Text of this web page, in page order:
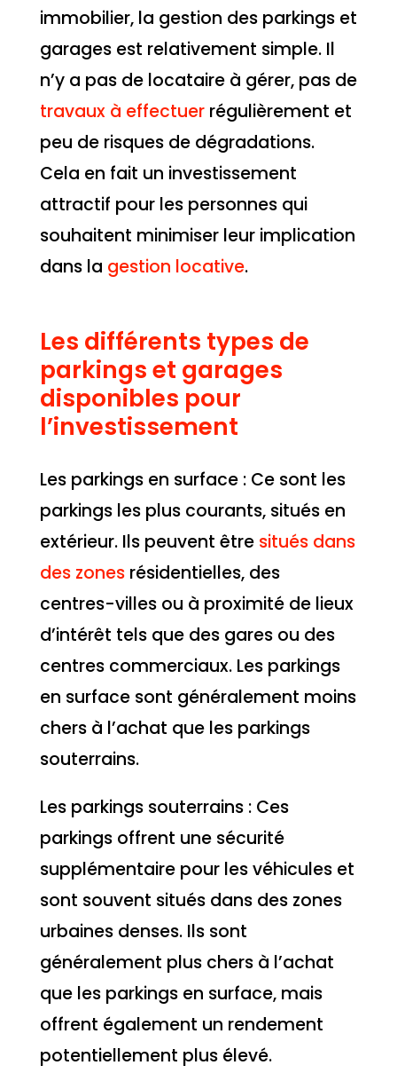
immobilier, la gestion des parkings et
garages est relativement simple. Il
n’y a pas de locataire à gérer, pas de
travaux à effectuerrégulièrement et
peu de risques de dégradations.
Cela en fait un investissement
attractif pour les personnes qui
souhaitent minimiser leur implication
dans la gestion locative.
Les différents types de
parkings et garages
disponibles pour
l’investissement
Les parkings en surface : Ce sont les
parkings les plus courants, situés en
extérieur. Ils peuvent être situés dans
des zonesrésidentielles, des
centres-villes ou à proximité de lieux
d’intérêt tels que des gares ou des
centres commerciaux. Les parkings
en surface sont généralement moins
chers à l’achat que les parkings
souterrains.
Les parkings souterrains : Ces
parkings offrent une sécurité
supplémentaire pour les véhicules et
sont souvent situés dans des zones
urbaines denses. Ils sont
généralement plus chers à l’achat
que les parkings en surface, mais
offrent également un rendement
potentiellement plus élevé.